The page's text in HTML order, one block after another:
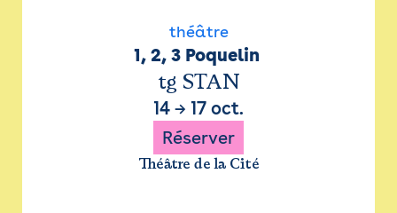
théâtre
1, 2, 3 Poquelin
tg STAN
14 → 17 oct.
Réserver
Théâtre de la Cité